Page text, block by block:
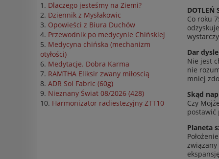
Dlaczego jesteśmy na Ziemi?
Dziennik z Mysłakowic
Opowieści z Biura Duchów
Przewodnik po medycynie Chińskiej
Medycyna chińska (mechanizm
otyłości)
Medytacje. Dobra Karma
RAMTHA Eliksir zwany miłoscią
ADR Sol Fabric (60g)
Nieznany Świat 08/2026 (428)
Harmonizator radiestezyjny ZTT10
DOTLEŃ
Co roku
Dar
Nie jest
nie
mniej
Skąd
Czy
postawić
Plan­eta